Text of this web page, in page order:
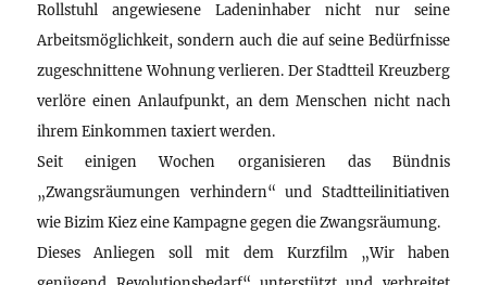
Rollstuhl angewiesene Ladeninhaber nicht nur seine
Arbeitsmöglichkeit, sondern auch die auf seine Bedürfnisse
zugeschnittene Wohnung verlieren. Der Stadtteil Kreuzberg
verlöre einen Anlaufpunkt, an dem Menschen nicht nach
ihrem Einkommen taxiert werden.
Seit einigen Wochen organisieren das Bündnis
„Zwangsräumungen verhindern“ und Stadtteilinitiativen
wie Bizim Kiez eine Kampagne gegen die Zwangsräumung.
Dieses Anliegen soll mit dem Kurzfilm „Wir haben